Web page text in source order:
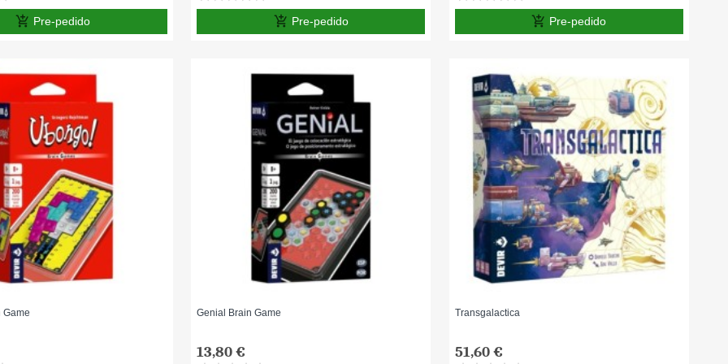
add_shopping_cart Pre-pedido add_shopping_cart Pre-pedido add_shopping_cart Pre-pedido
Game Genial Brain Game
13,80 €
Transgalactica
51,60 €